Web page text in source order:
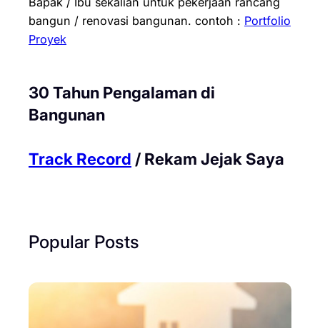
bangun / renovasi bangunan. contoh : Portfolio
Proyek
30 Tahun Pengalaman di
Bangunan
Track Record / Rekam Jejak Saya
Popular Posts